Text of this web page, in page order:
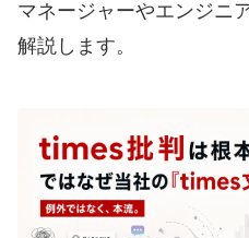
マネージャーやエンジニ
解説します。